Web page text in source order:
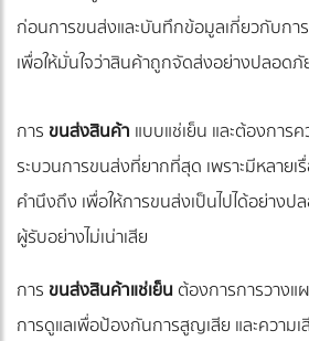
ก่อนการขนส่งและบันทึกข้อมูลเกี่ยวกับก
เพื่อให้มั่นใจว่าสินค้าถูกจัดส่งอย่างปลอดภั
การ ขนส่งสินค้า แบบแช่เย็น และต้องกา
ระบวนการขนส่งที่ยากที่สุด เพราะมีหลาย
คำนึงถึง เพื่อให้การขนส่งเป็นไปได้อย่าง
ผู้รับอย่างไม่เน่าเสีย
การ ขนส่งสินค้าแช่เย็นต้องการการวางแ
การดูแลเพื่อป้องกันการสูญเสีย และความเ